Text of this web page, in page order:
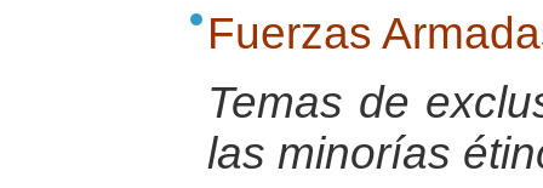
Fuerzas
Temas de
las minorías